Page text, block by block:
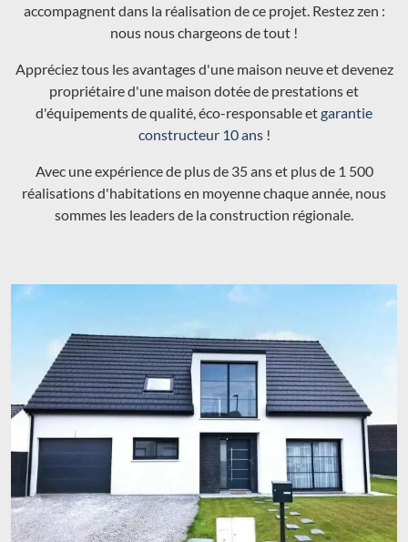
accompagnent dans la réalisation de ce projet. Restez zen :
nous nous chargeons de tout !
Appréciez tous les avantages d'une maison neuve et devenez
propriétaire d'une maison dotée de prestations et
d'équipements de qualité, éco-responsable etgarantie
constructeur 10 ans!
Avec une expérience de plus de 35 ans et plus de 1 500
réalisations d'habitations en moyenne chaque année, nous
sommes les leaders de la construction régionale.